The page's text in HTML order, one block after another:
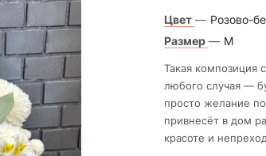
Цвет — Розово-
Размер — М
Такая композиция
любого случая —
просто желание
привнесёт в дом
красоте и